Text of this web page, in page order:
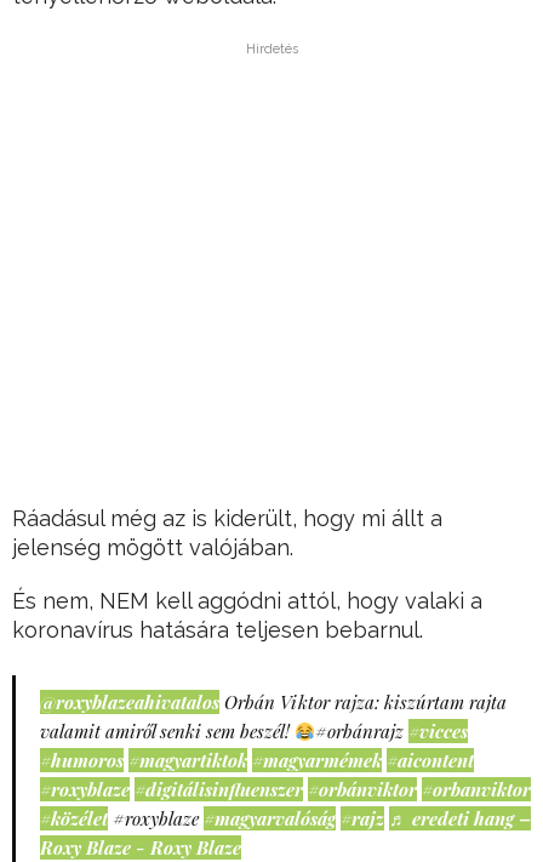
Hirdetés
Ráadásul még az is kiderült, hogy mi állt a
jelenség mögött valójában.
És nem, NEM kell aggódni attól, hogy valaki a
koronavírus hatására teljesen bebarnul.
@roxyblazeahivatalos Orbán Viktor rajza: kiszúrtam rajta
valamit amiről senki sem beszél!
#orbánrajz #vicces
#humoros #magyartiktok #magyarmémek #aicontent
#roxyblaze #digitálisinfluenszer #orbánviktor #orbanviktor
#közélet #roxyblaze #magyarvalóság #rajz ♬ eredeti hang –
Roxy Blaze - Roxy Blaze